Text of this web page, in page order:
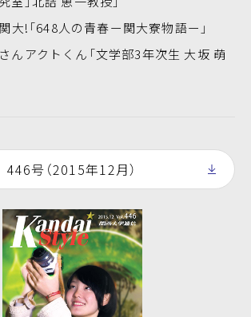
大!「648人の青春ー関大寮物語ー」
んアクトくん「文学部3年次生 大坂 萌
446号（2015年12月）